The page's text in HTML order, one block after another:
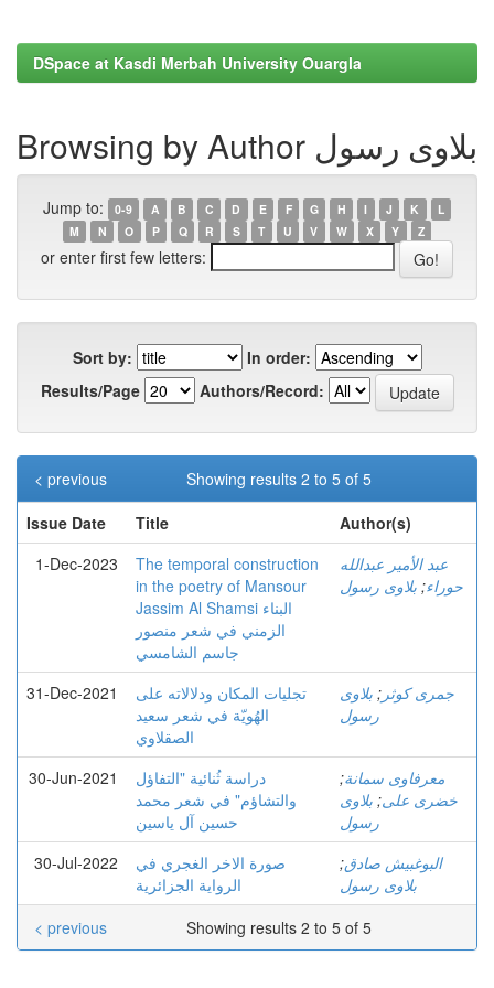
DSpace at Kasdi Merbah University Ouargla
Browsing by Author بلاوی رسول
Jump to: 0-9 A B C D E F G H I J K
L
M
N O P Q R S T U V W X Y Z
or enter first few letters:
Sort by:
In order:
Results/Page
Authors/Record:
Showing results 2 to 5 of 5
< previous
Issue Date
Title
Author(s)
1-Dec-2023
The temporal construction
in the poetry of Mansour
Jassim Al Shamsi البناء
الزمني في شعر منصور
جاسم الشامسي
عبد الأمير عبدالله
حوراء; بلاوی رسول
31-Dec-2021
تجلیات المکان ودلالاته علی
الهُویّة في شعر سعید
الصقلاوي
جمری کوثر ; بلاوی
رسول
30-Jun-2021
دراسة ثُنائیة "التفاؤل
والتشاؤم" في شعر محمد
حسین آل یاسین
معرفاوی سمانة;
خضری علی; بلاوی
رسول
30-Jul-2022
صورة الاخر الغجري في
الرواية الجزائرية
البوغبیش صادق;
بلاوی رسول
Showing results 2 to 5 of 5
< previous